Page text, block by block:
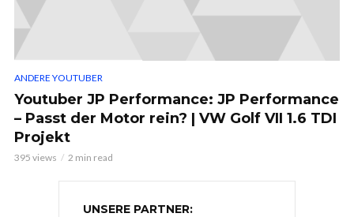
ANDERE YOUTUBER
Youtuber JP Performance: JP Performance
– Passt der Motor rein? | VW Golf VII 1.6 TDI
Projekt
395 views 2 min read
UNSERE PARTNER: